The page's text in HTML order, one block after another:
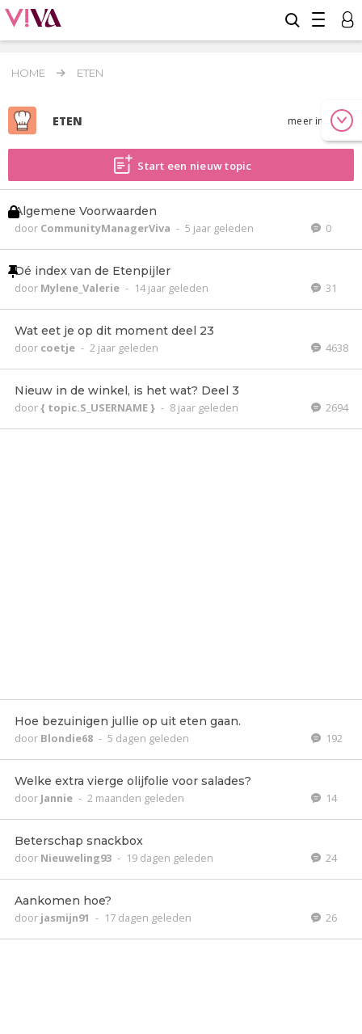
HOME ETEN
ETEN meer info
Start een nieuw topic
Algemene Voorwaarden
door CommunityManagerViva - 5 jaar geleden 0
Dé index van de Etenpijler
door Mylene_Valerie - 14 jaar geleden 31
Wat eet je op dit moment deel 23
door coetje - 2 jaar geleden 4638
Nieuw in de winkel, is het wat? Deel 3
door{ topic.S_USERNAME } - 8 jaar geleden 2694
Hoe bezuinigen jullie op uit eten gaan.
door Blondie68 - 5 dagen geleden 192
Welke extra vierge olijfolie voor salades?
door Jannie - 2 maanden geleden 14
Beterschap snackbox
door Nieuweling93 - 19 dagen geleden 24
Aankomen hoe?
door jasmijn91 - 17 dagen geleden 26